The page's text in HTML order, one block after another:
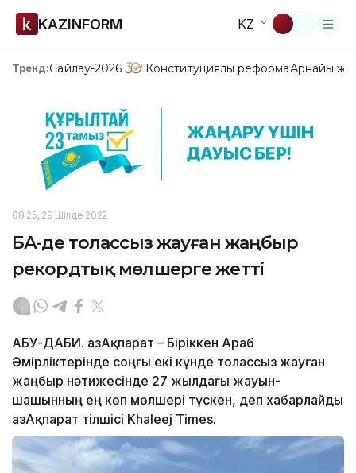
KAZINFORM KZ
Тренд:Сайлау-2026 Конституциялық реформаАрнайы
08:25, 29 Шілде 2022
БАӘ-де толассыз жауған жаңбыр
рекордтық мөлшерге жетті
АБУ-ДАБИ. ҚазАқпарат – Біріккен Араб
Әмірліктерінде соңғы екі күнде толассыз жауған
жаңбыр нәтижесінде 27 жылдағы жауын-
шашынның ең көп мөлшері түскен, деп хабарлайды
ҚазАқпарат тілшісі Khaleej Times.